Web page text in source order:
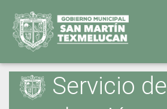
Servicio de